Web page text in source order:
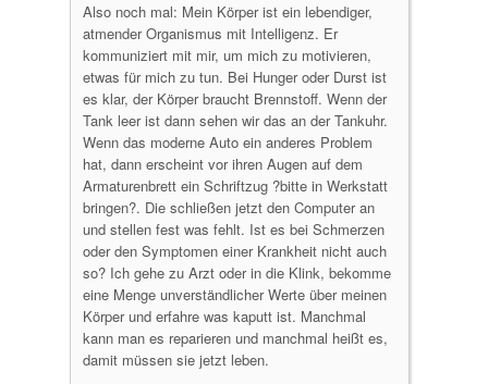
Also noch mal: Mein Körper ist ein lebendiger,
atmender Organismus mit Intelligenz. Er
kommuniziert mit mir, um mich zu motivieren,
etwas für mich zu tun. Bei Hunger oder Durst ist
es klar, der Körper braucht Brennstoff. Wenn der
Tank leer ist dann sehen wir das an der Tankuhr.
Wenn das moderne Auto ein anderes Problem
hat, dann erscheint vor ihren Augen auf dem
Armaturenbrett ein Schriftzug ?bitte in Werkstatt
bringen?. Die schließen jetzt den Computer an
und stellen fest was fehlt. Ist es bei Schmerzen
oder den Symptomen einer Krankheit nicht auch
so? Ich gehe zu Arzt oder in die Klink, bekomme
eine Menge unverständlicher Werte über meinen
Körper und erfahre was kaputt ist. Manchmal
kann man es reparieren und manchmal heißt es,
damit müssen sie jetzt leben.